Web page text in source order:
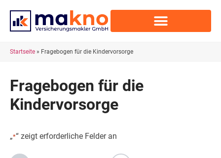
Startseite » Fragebogen für die Kindervorsorge
Fragebogen für die
Kindervorsorge
„*“ zeigt erforderliche Felder an